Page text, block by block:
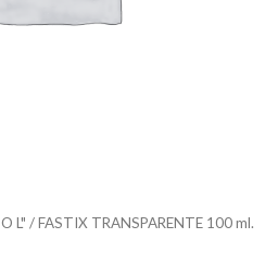
L" / FASTIX TRANSPARENTE 100 ml.